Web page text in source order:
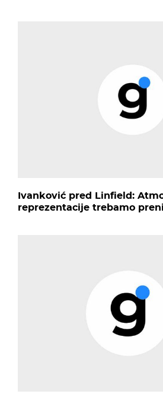
Ivanković pred Linfield:
reprezentacije trebamo